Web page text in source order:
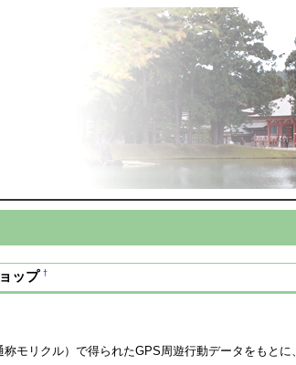
ップ †
モリクル）で得られたGPS周遊行動データをもと